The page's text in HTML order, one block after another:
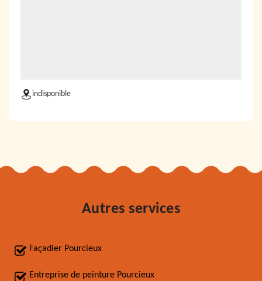
indisponible
Autres services
Façadier Pourcieux
Entreprise de peinture Pourcieux